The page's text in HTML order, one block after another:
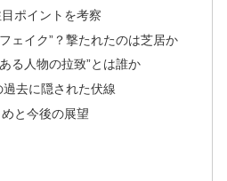
ポイントを考察
ェイク”？撃たれたのは芝居か
る人物の拉致”とは誰か
過去に隠された伏線
と今後の展望